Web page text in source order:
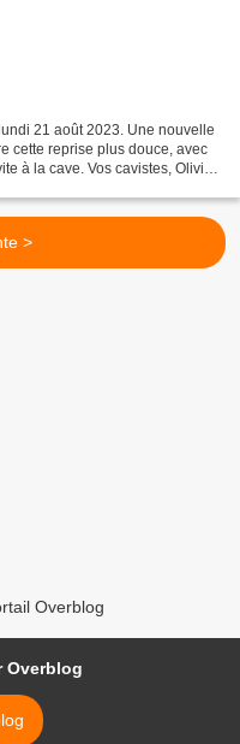
21 août 2023. Une nouvelle
cette reprise plus douce, avec
à la cave. Vos cavistes, Olivier
>
Overblog
Overblog